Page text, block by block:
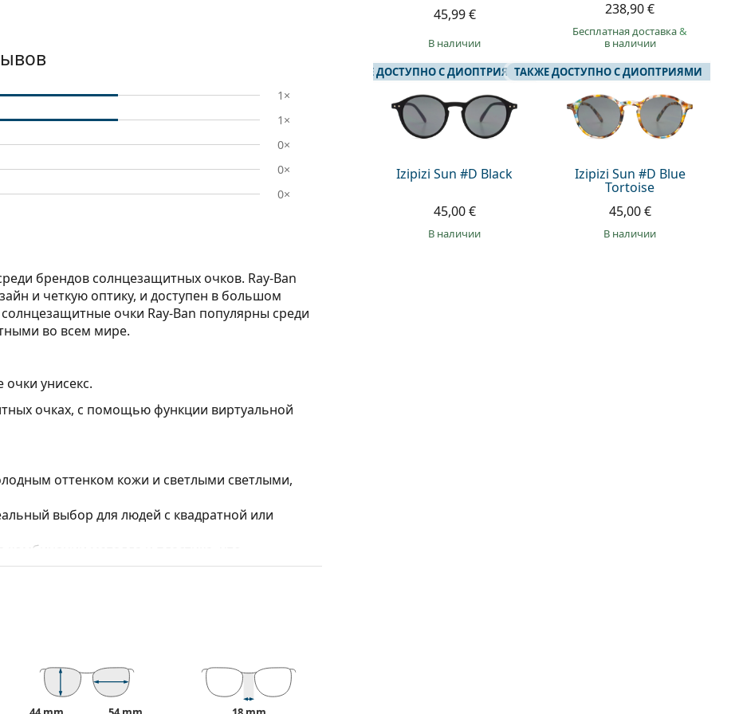
45,99 €
в наличии
238,90 €
Бесплатная доставка&
в наличии
Izipizi Sun #D Black
ТАКЖЕ ДОСТУПНО С ДИОПТРИЯМИ
45,00 €
в наличии
Izipizi Sun #D Blue
Tortoise
ТАКЖЕ ДОСТУПНО С ДИОПТРИЯМИ
45,00 €
в наличии
1×
1×
0×
0×
0×
брендов солнцезащитных очков. Ray-Ban
и четкую оптику, и доступен в большом
очки Ray-Ban популярны среди
во всем мире.
унисекс.
очках, с помощью функции виртуальной
оттенком кожи и светлыми светлыми,
выбор для людей с квадратной или
металла и пластика, что
подобранные линзы различных
пространственное восприятие. Они немного
и устойчив к трещинам.
зрение, устраняют нежелательные отражения